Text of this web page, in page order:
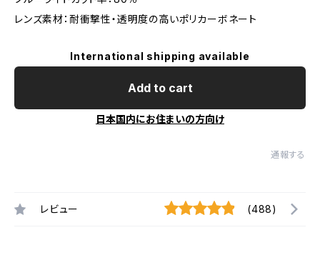
レンズ素材：耐衝撃性・透明度の高いポリカーボネート
International shipping available
Add to cart
日本国内にお住まいの方向け
通報する
レビュー (488)